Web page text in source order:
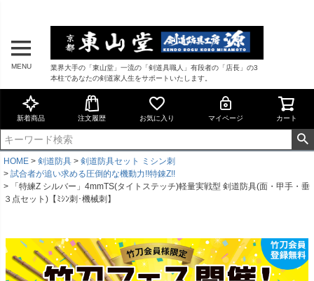
MENU
業界大手の「東山堂」一流の「剣道具職人」有段者の「店長」の3
本柱であなたの剣道家人生をサポートいたします。
新着商品 注文履歴 お気に入り マイページ カート
HOME 剣道防具
剣道防具セット ミシン刺
試合者が追い求める圧倒的な機動力!!特錬Z!!
「特練Z シルバー」4mmTS(タイトステッチ)軽量実戦型 剣道防具(面・甲手・垂
３点セット)【ﾐｼﾝ刺･機械刺】